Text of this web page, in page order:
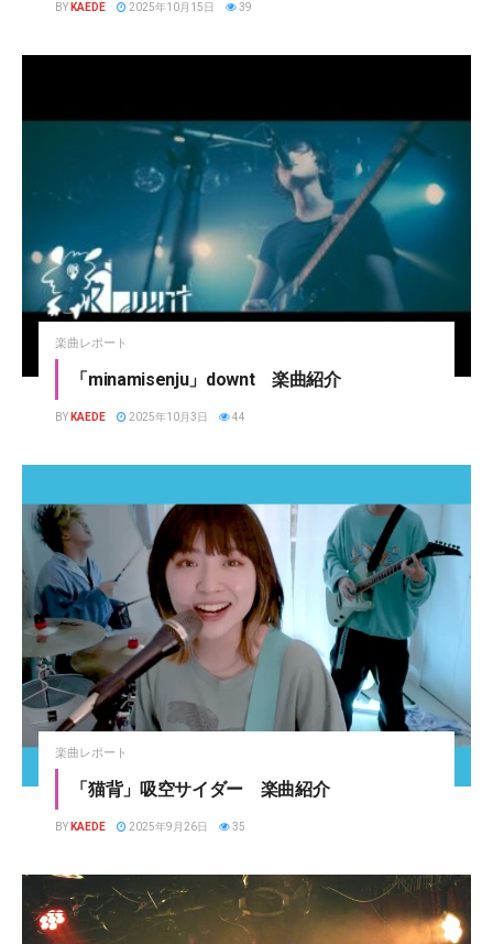
BY KAEDE 2025年10月15日 39
楽曲レポート
「minamisenju」downt 楽曲紹介
BY KAEDE 2025年10月3日 44
楽曲レポート
「猫背」吸空サイダー 楽曲紹介
BY KAEDE 2025年9月26日 35